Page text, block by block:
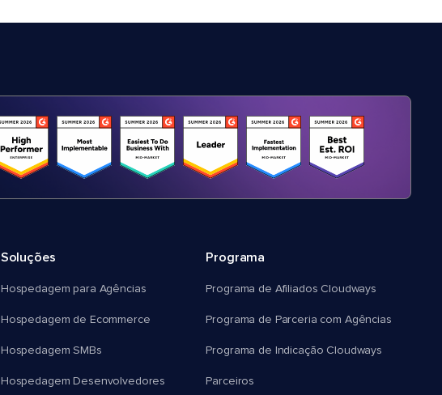
Soluções
Hospedagem para Agências
Hospedagem de Ecommerce
Hospedagem SMBs
Hospedagem Desenvolvedores
Programa
Programa de Afiliados Cloudways
Programa de Parceria com Agências
Programa de Indicação Cloudways
Parceiros